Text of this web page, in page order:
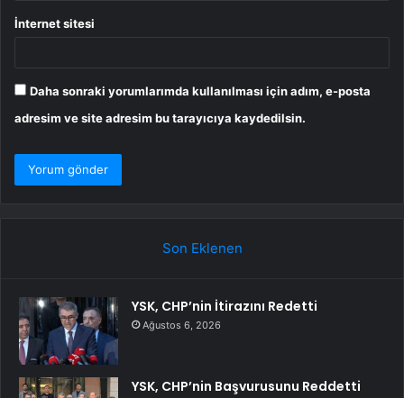
İnternet sitesi
Daha sonraki yorumlarımda kullanılması için adım, e-posta
adresim ve site adresim bu tarayıcıya kaydedilsin.
Son Eklenen
YSK, CHP’nin İtirazını Redetti
Ağustos 6, 2026
YSK, CHP’nin Başvurusunu Reddetti